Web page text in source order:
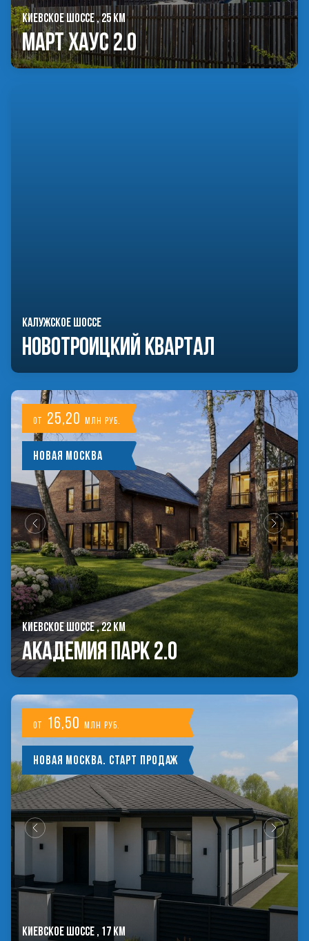
КИЕВСКОЕ ШОССЕ , 25 КМ
Март Хаус 2.0
КАЛУЖСКОЕ ШОССЕ
Новотроицкий Квартал
от 25,20 млн руб.
Новая Москва
КИЕВСКОЕ ШОССЕ , 22 КМ
Академия Парк 2.0
от 16,50 млн руб.
Новая Москва. Старт продаж
КИЕВСКОЕ ШОССЕ , 17 КМ